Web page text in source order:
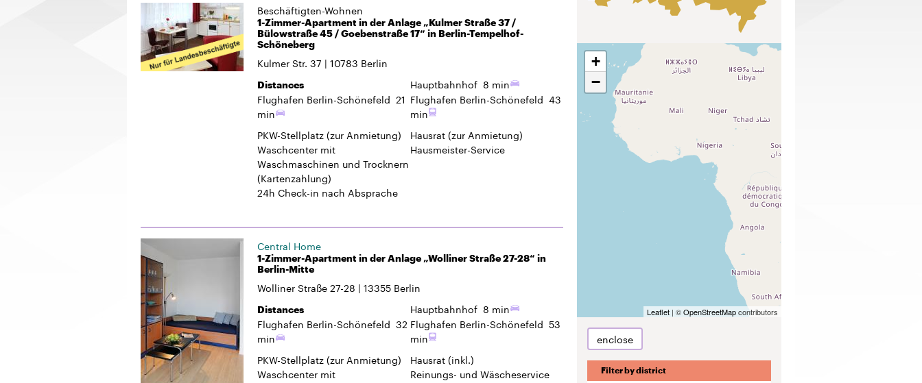
+
−
Leaflet | ©OpenStreetMapcontributors
enclose
Filter by district
Beschäftigten-Wohnen
1-Zimmer-Apartment in der Anlage „Kulmer Straße 37 /
Bülowstraße 45 / Goebenstraße 17“ in Berlin-Tempelhof-
Schöneberg
Kulmer Str. 37 10783 Berlin
Distances Hauptbahnhof 8 min
Flughafen Berlin-Schönefeld 21
min
Flughafen Berlin-Schönefeld 43
min
PKW-Stellplatz(zur Anmietung) Hausrat(zur Anmietung)
Waschcenter mit
Waschmaschinen und Trocknern
(Kartenzahlung)
Hausmeister-Service
24h Check-in nach Absprache
Central Home
1-Zimmer-Apartment in der Anlage „Wolliner Straße 27-28“ in
Berlin-Mitte
Wolliner Straße 27-28 13355 Berlin
Distances Hauptbahnhof 8 min
Flughafen Berlin-Schönefeld 32
min
Flughafen Berlin-Schönefeld 53
min
PKW-Stellplatz(zur Anmietung) Hausrat(inkl.)
Waschcenter mit
Reinungs- und Wäscheservice